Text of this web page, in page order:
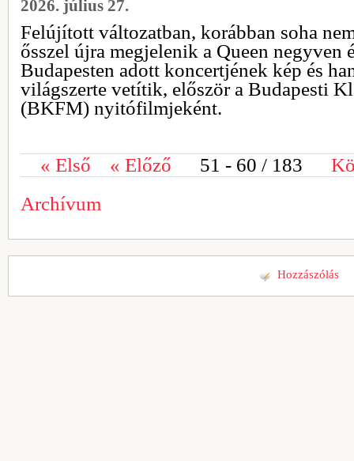
2026. július 27.
Felújított változatban, korábban soha
ősszel újra megjelenik a Queen negyven
Budapesten adott koncertjének kép és
világszerte vetítik, először a Budapesti
(BKFM) nyitófilmjeként.
« Első « Előző 51 - 60 / 183
Archívum
Hozzászólás